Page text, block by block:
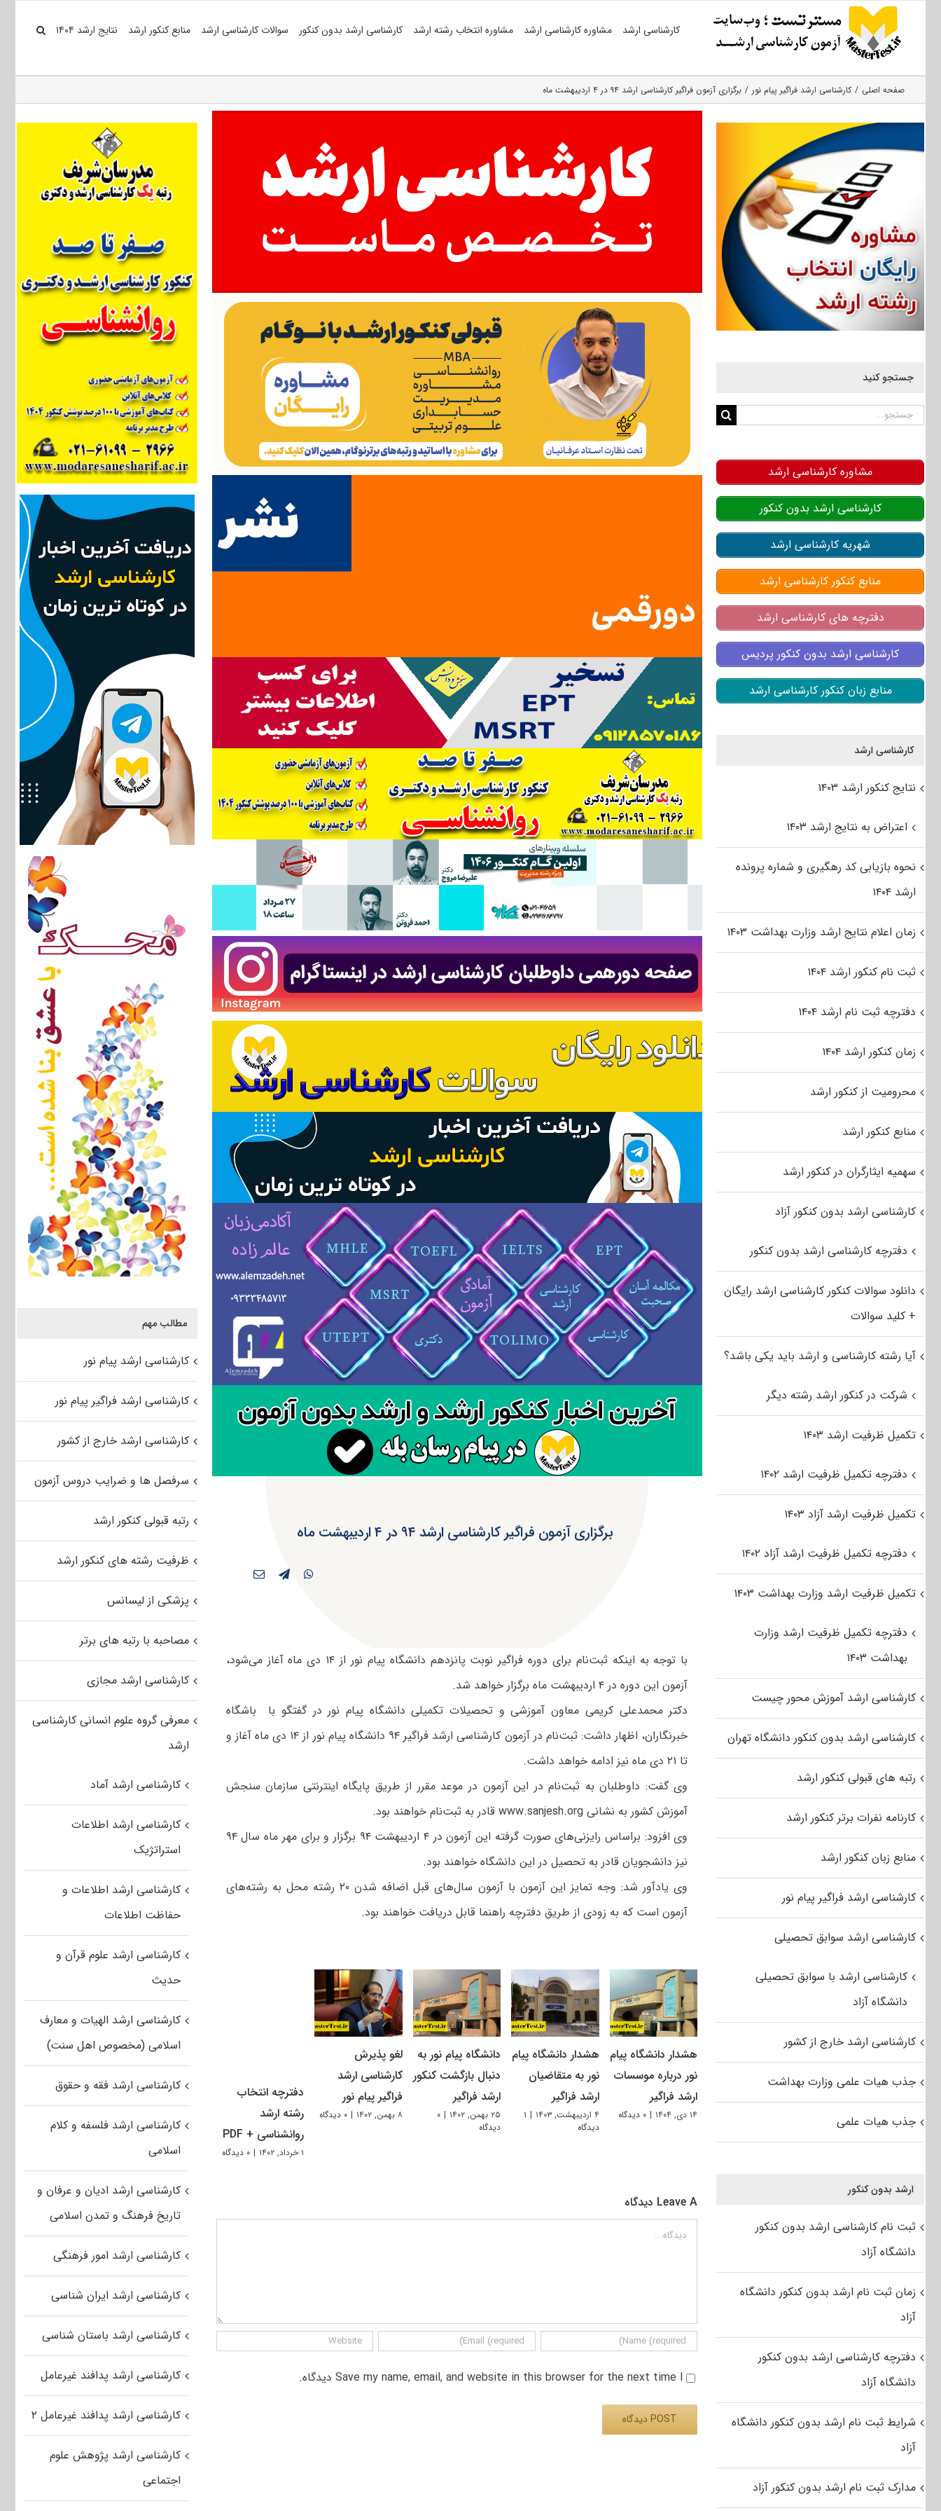
کارشناسی ارشد مشاوره کارشناسی ارشد مشاوره انتخاب رشته ارشد کارشناسی ارشد بدون کنکور سوالات کارشناسی ارشد منابع کنکور ارشد نتایج ارشد ۱۴۰۴
صفحه اصلی کارشناسی ارشد فراگیر پیام نور برگزاری آزمون فراگیر کارشناسی ارشد ۹۴ در ۴ اردیبهشت ماه
برگزاری آزمون فراگیر کارشناسی ارشد ۹۴ در ۴ اردیبهشت ماه
با توجه به اینکه ثبت‌نام برای دوره فراگیر نوبت پانزدهم دانشگاه پیام نور از ۱۴ دی ماه آغاز می‌شود،
آزمون این دوره در ۴ اردیبهشت ماه برگزار خواهد شد.
دکتر محمدعلی کریمی معاون آموزشی و تحصیلات تکمیلی دانشگاه پیام نور در گفتگو با باشگاه
خبرنگاران، اظهار داشت: ثبت‌نام در آزمون کارشناسی ارشد فراگیر ۹۴ دانشگاه پیام نور از ۱۴ دی ماه آغاز و
تا ۲۱ دی ماه نیز ادامه خواهد داشت.
وی گفت: داوطلبان به ثبت‌نام در این آزمون در موعد مقرر از طریق پایگاه اینترنتی سازمان سنجش
آموزش کشور به نشانی www.sanjesh.org قادر به ثبت‌نام خواهند بود.
وی افزود: براساس رایزنی‌های صورت گرفته این آزمون در ۴ اردیبهشت ۹۴ برگزار و برای مهر ماه سال ۹۴
نیز دانشجویان قادر به تحصیل در این دانشگاه خواهند بود.
وی یادآور شد: وجه تمایز این آزمون با آزمون‌ سال‌های قبل اضافه شدن ۲۰ رشته محل به رشته‌های
آزمون است که به زودی از طریق دفترچه راهنما قابل دریافت خواهند بود.
هشدار دانشگاه پیام
نور درباره موسسات
ارشد فراگیر
۱۴ دی, ۱۴۰۴ | ۰ دیدگاه
هشدار دانشگاه پیام
نور به متقاضیان
ارشد فراگیر
۴ اردیبهشت, ۱۴۰۳ | ۱
دیدگاه
دانشگاه پیام نور به
دنبال بازگشت کنکور
ارشد فراگیر
۲۵ بهمن, ۱۴۰۲ | ۰
دیدگاه
لغو پذیرش
کارشناسی ارشد
فراگیر پیام نور
۸ بهمن, ۱۴۰۲ | ۰ دیدگاه
دفترچه انتخاب
رشته ارشد
روانشناسی + PDF
۱ خرداد, ۱۴۰۲ | ۰ دیدگاه
Leave A دیدگاه
دیدگاه
Save my name, email, and website in this browser for the next time I دیدگاه.
مطالب مهم
کارشناسی ارشد پیام نور
کارشناسی ارشد فراگیر پیام نور
کارشناسی ارشد خارج از کشور
سرفصل ها و ضرایب دروس آزمون
رتبه قبولی کنکور ارشد
ظرفیت رشته های کنکور ارشد
پزشکی از لیسانس
مصاحبه با رتبه های برتر
کارشناسی ارشد مجازی
معرفی گروه علوم انسانی کارشناسی
ارشد
کارشناسی ارشد آماد
کارشناسی ارشد اطلاعات
استراتژیک
کارشناسی ارشد اطلاعات و
حفاظت اطلاعات
کارشناسی ارشد علوم قرآن و
حدیث
کارشناسی ارشد الهیات و معارف
اسلامی (مخصوص اهل سنت)
کارشناسی ارشد فقه و حقوق
کارشناسی ارشد فلسفه و کلام
اسلامی
کارشناسی ارشد ادیان و عرفان و
تاریخ فرهنگ و تمدن اسلامی
کارشناسی ارشد امور فرهنگی
کارشناسی ارشد ایران شناسی
کارشناسی ارشد باستان شناسی
کارشناسی ارشد پدافند غیرعامل
کارشناسی ارشد پدافند غیرعامل ۲
کارشناسی ارشد پژوهش علوم
اجتماعی
جستجو کنید
جستجو
مشاوره کارشناسی ارشد
کارشناسی ارشد بدون کنکور
شهریه کارشناسی ارشد
منابع کنکور کارشناسی ارشد
دفترچه های کارشناسی ارشد
کارشناسی ارشد بدون کنکور پردیس
منابع زبان کنکور کارشناسی ارشد
کارشناسی ارشد
نتایج کنکور ارشد ۱۴۰۳
اعتراض به نتایج ارشد ۱۴۰۳
نحوه بازیابی کد رهگیری و شماره پرونده
ارشد ۱۴۰۴
زمان اعلام نتایج ارشد وزارت بهداشت ۱۴۰۳
ثبت نام کنکور ارشد ۱۴۰۴
دفترچه ثبت نام ارشد ۱۴۰۴
زمان کنکور ارشد ۱۴۰۴
محرومیت از کنکور ارشد
منابع کنکور ارشد
سهمیه ایثارگران در کنکور ارشد
کارشناسی ارشد بدون کنکور آزاد
دفترچه کارشناسی ارشد بدون کنکور
دانلود سوالات کنکور کارشناسی ارشد رایگان
+ کلید سوالات
آیا رشته کارشناسی و ارشد باید یکی باشد؟
شرکت در کنکور ارشد رشته دیگر
تکمیل ظرفیت ارشد ۱۴۰۳
دفترچه تکمیل ظرفیت ارشد ۱۴۰۲
تکمیل ظرفیت ارشد آزاد ۱۴۰۳
دفترچه تکمیل ظرفیت ارشد آزاد ۱۴۰۲
تکمیل ظرفیت ارشد وزارت بهداشت ۱۴۰۳
دفترچه تکمیل ظرفیت ارشد وزارت
بهداشت ۱۴۰۳
کارشناسی ارشد آموزش محور چیست
کارشناسی ارشد بدون کنکور دانشگاه تهران
رتبه های قبولی کنکور ارشد
کارنامه نفرات برتر کنکور ارشد
منابع زبان کنکور ارشد
کارشناسی ارشد فراگیر پیام نور
کارشناسی ارشد سوابق تحصیلی
کارشناسی ارشد با سوابق تحصیلی
دانشگاه آزاد
کارشناسی ارشد خارج از کشور
جذب هیات علمی وزارت بهداشت
جذب هیات علمی
ارشد بدون کنکور
ثبت نام کارشناسی ارشد بدون کنکور
دانشگاه آزاد
زمان ثبت نام ارشد بدون کنکور دانشگاه
آزاد
دفترچه کارشناسی ارشد بدون کنکور
دانشگاه آزاد
شرایط ثبت نام ارشد بدون کنکور دانشگاه
آزاد
مدارک ثبت نام ارشد بدون کنکور آزاد